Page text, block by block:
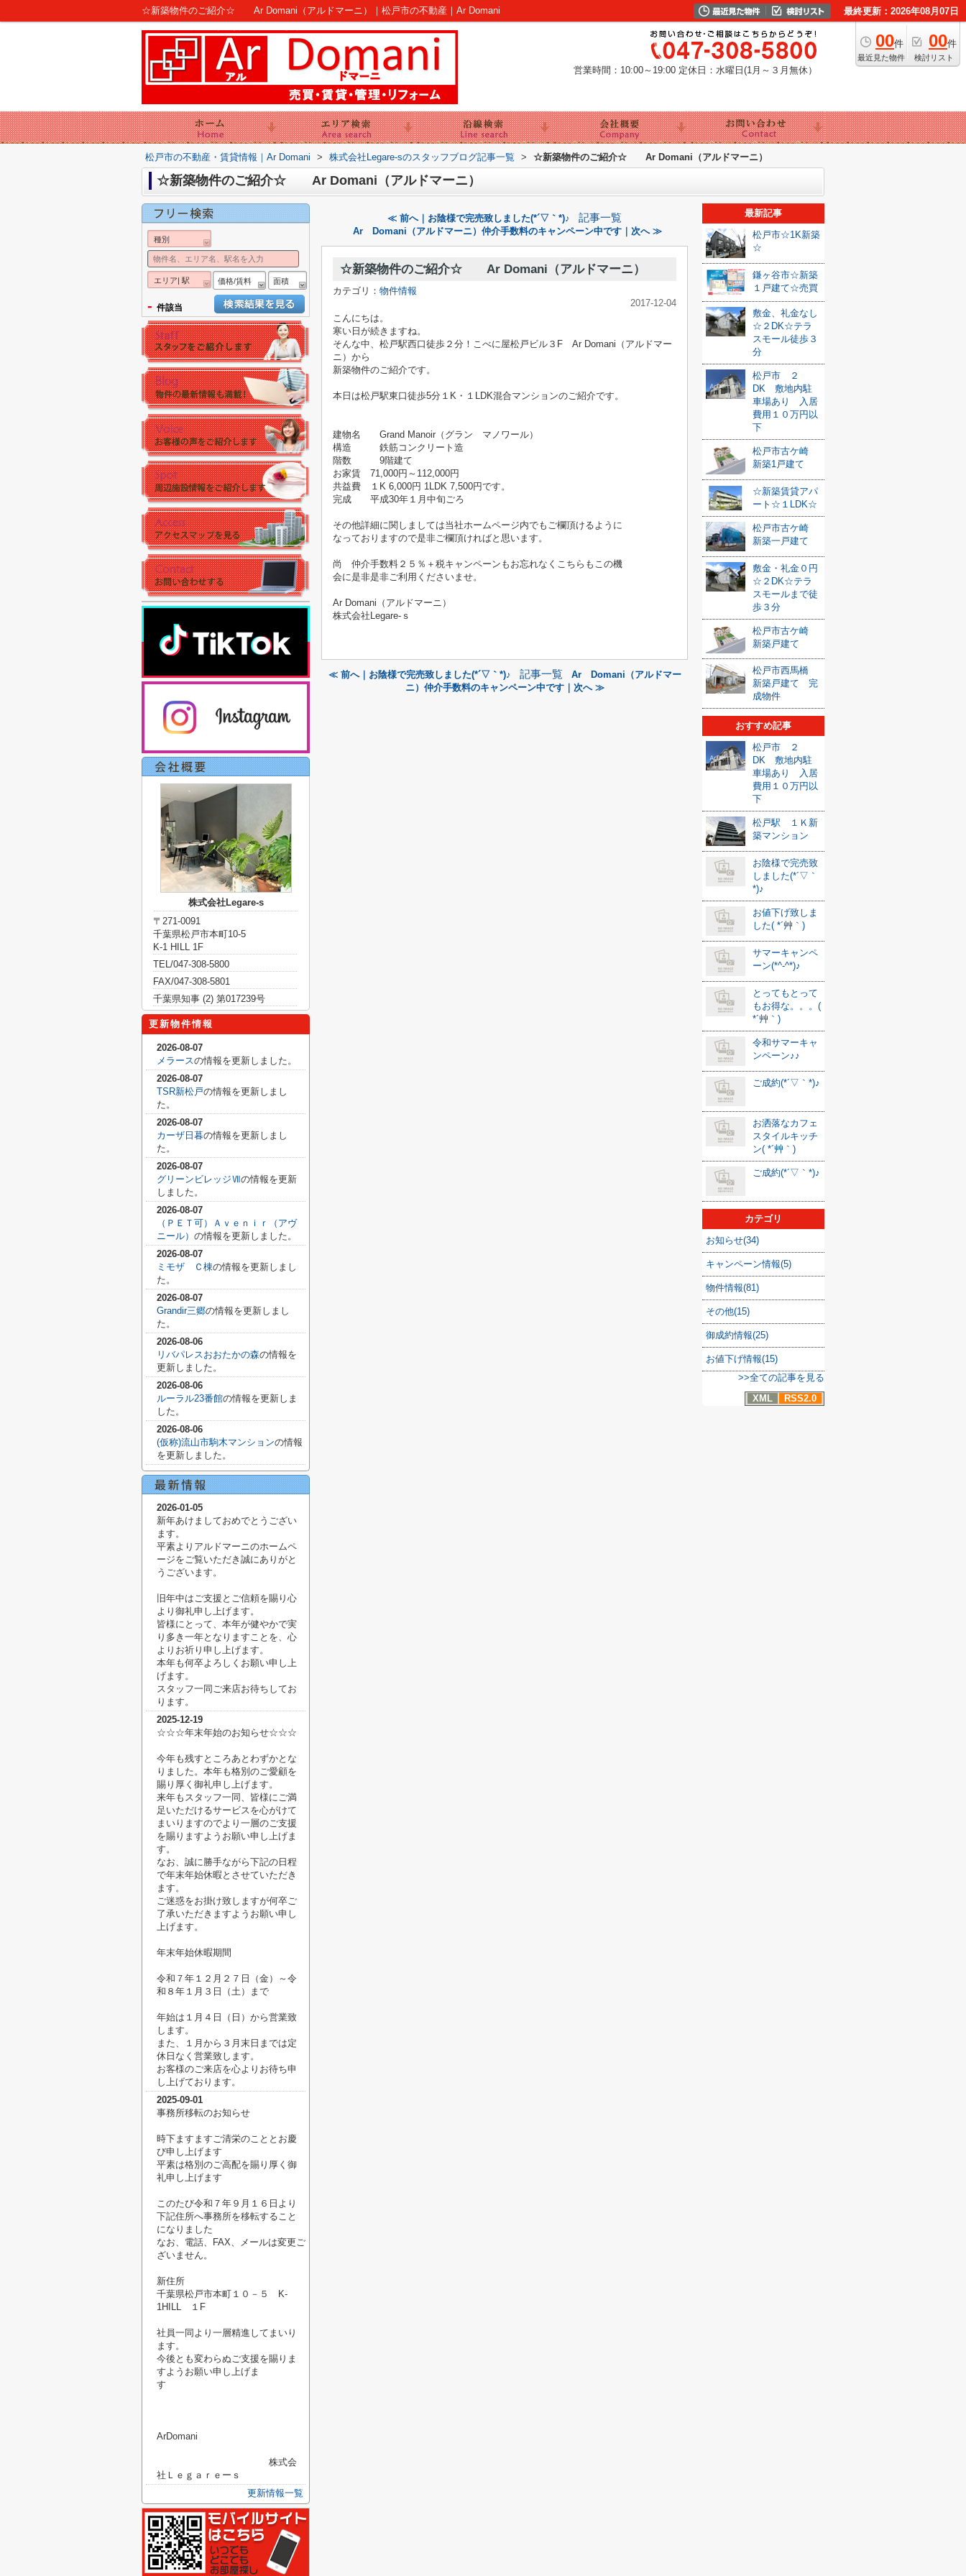
☆新築物件のご紹介☆ Ar Domani（アルドマーニ）｜松戸市の不動産｜Ar Domani 最終更新：2026年08月07日
00件
最近見た物件
00件
検討リスト
営業時間：10:00～19:00 定休日：水曜日(1月～３月無休）
松戸市の不動産・賃貸情報｜Ar Domani > 株式会社Legare-sのスタッフブログ記事一覧 > ☆新築物件のご紹介☆ Ar Domani（アルドマーニ）
☆新築物件のご紹介☆ Ar Domani（アルドマーニ）
≪ 前へ｜お陰様で完売致しました(*´▽｀*)♪ 記事一覧
Ar Domani（アルドマーニ）仲介手数料のキャンペーン中です｜次へ ≫
☆新築物件のご紹介☆ Ar Domani（アルドマーニ）
カテゴリ： 物件情報
2017-12-04
こんにちは。
寒い日が続きますね。
そんな中、松戸駅西口徒歩２分！こべに屋松戸ビル３F Ar Domani（アルドマー
ニ）から
新築物件のご紹介です。
本日は松戸駅東口徒歩5分１K・１LDK混合マンションのご紹介です。
建物名 Grand Manoir（グラン マノワール）
構造 鉄筋コンクリート造
階数 9階建て
お家賃 71,000円～112,000円
共益費 １K 6,000円 1LDK 7,500円です。
完成 平成30年１月中旬ごろ
その他詳細に関しましては当社ホームページ内でもご欄頂けるように
なっておりますので是非ご欄頂ければと思います。
尚 仲介手数料２５％＋税キャンペーンもお忘れなくこちらもこの機
会に是非是非ご利用くださいませ。
Ar Domani（アルドマーニ）
株式会社Legare-ｓ
≪ 前へ｜お陰様で完売致しました(*´▽｀*)♪ 記事一覧
Ar Domani（アルドマー
ニ）仲介手数料のキャンペーン中です｜次へ ≫
最新記事
松戸市☆1K新築
☆
鎌ヶ谷市☆新築
１戸建て☆売買
敷金、礼金なし
☆２DK☆テラ
スモール徒歩３
分
松戸市 ２
DK 敷地内駐
車場あり 入居
費用１０万円以
下
松戸市古ケ崎
新築1戸建て
☆新築賃貸アパ
ート☆１LDK☆
松戸市古ケ崎
新築一戸建て
敷金・礼金０円
☆２DK☆テラ
スモールまで徒
歩３分
松戸市古ケ崎
新築戸建て
松戸市西馬橋
新築戸建て 完
成物件
おすすめ記事
松戸市 ２
DK 敷地内駐
車場あり 入居
費用１０万円以
下
松戸駅 １Ｋ新
築マンション
お陰様で完売致
しました(*´▽｀
*)♪
お値下げ致しま
した( *´艸｀)
サマーキャンペ
ーン(*^-^*)♪
とってもとって
もお得な。。。(
*´艸｀)
令和サマーキャ
ンペーン♪♪
ご成約(*´▽｀*)♪
お洒落なカフェ
スタイルキッチ
ン( *´艸｀)
ご成約(*´▽｀*)♪
カテゴリ
お知らせ(34)
キャンペーン情報(5)
物件情報(81)
その他(15)
御成約情報(25)
お値下げ情報(15)
>>全ての記事を見る
XML
RSS2.0
種別
エリア| 駅 価格/賃料 面積
- 件該当
株式会社Legare-s
〒271-0091
千葉県松戸市本町10-5
K-1 HILL 1F
TEL/047-308-5800
FAX/047-308-5801
千葉県知事 (2) 第017239号
更新物件情報
2026-08-07
メラースの情報を更新しました。
2026-08-07
TSR新松戸の情報を更新しまし
た。
2026-08-07
カーザ日暮の情報を更新しまし
た。
2026-08-07
グリーンビレッジⅦの情報を更新
しました。
2026-08-07
（ＰＥＴ可）Ａｖｅｎｉｒ（アヴ
ニール） の情報を更新しました。
2026-08-07
ミモザ Ｃ棟の情報を更新しまし
た。
2026-08-07
Grandir三郷の情報を更新しまし
た。
2026-08-06
リバパレスおおたかの森の情報を
更新しました。
2026-08-06
ルーラル23番館の情報を更新しま
した。
2026-08-06
(仮称)流山市駒木マンションの情報
を更新しました。
2026-01-05
新年あけましておめでとうござい
ます。
平素よりアルドマーニのホームペ
ージをご覧いただき誠にありがと
うございます。
旧年中はご支援とご信頼を賜り心
より御礼申し上げます。
皆様にとって、本年が健やかで実
り多き一年となりますことを、心
よりお祈り申し上げます。
本年も何卒よろしくお願い申し上
げます。
スタッフ一同ご来店お待ちしてお
ります。
2025-12-19
☆☆☆年末年始のお知らせ☆☆☆
今年も残すところあとわずかとな
りました。本年も格別のご愛顧を
賜り厚く御礼申し上げます。
来年もスタッフ一同、皆様にご満
足いただけるサービスを心がけて
まいりますのでより一層のご支援
を賜りますようお願い申し上げま
す。
なお、誠に勝手ながら下記の日程
で年末年始休暇とさせていただき
ます。
ご迷惑をお掛け致しますが何卒ご
了承いただきますようお願い申し
上げます。
年末年始休暇期間
令和７年１２月２７日（金）～令
和８年１月３日（土）まで
年始は１月４日（日）から営業致
します。
また、１月から３月末日までは定
休日なく営業致します。
お客様のご来店を心よりお待ち申
し上げております。
2025-09-01
事務所移転のお知らせ
時下ますますご清栄のこととお慶
び申し上げます
平素は格別のご高配を賜り厚く御
礼申し上げます
このたび令和７年９月１６日より
下記住所へ事務所を移転すること
になりました
なお、電話、FAX、メールは変更ご
ざいません。
新住所
千葉県松戸市本町１０－５ K-
1HILL １F
社員一同より一層精進してまいり
ます。
今後とも変わらぬご支援を賜りま
すようお願い申し上げま
す
ArDomani
株式会
社Ｌｅｇａｒｅーｓ
更新情報一覧